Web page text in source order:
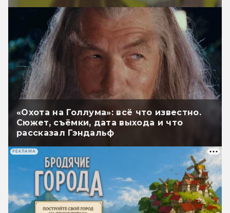
«Охота на Голлума»: всё что известно.
Сюжет, съёмки, дата выхода и что
рассказал Гэндальф
РЕКЛАМА